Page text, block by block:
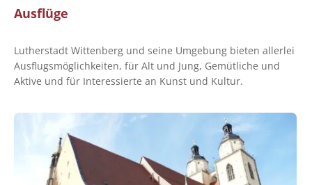
Ausflüge
Lutherstadt Wittenberg und seine Umgebung bieten allerlei
Ausflugsmöglichkeiten, für Alt und Jung, Gemütliche und
Aktive und für Interessierte an Kunst und Kultur.